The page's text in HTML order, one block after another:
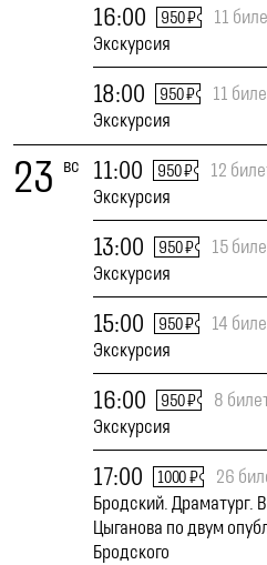
16:00 950 ₽
11
Экскурсия
18:00 950 ₽
11
Экскурсия
23 вс 11:00 950 ₽
12
Экскурсия
13:00 950 ₽
15
Экскурсия
15:00 950 ₽
14
Экскурсия
16:00 950 ₽
8
Экскурсия
17:00 1000 ₽
26
Бродский. Драматург.
Цыганова по двум
Бродского